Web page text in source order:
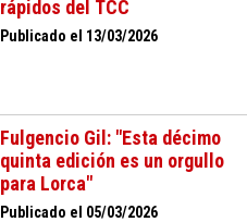
rápidos del TCC
Publicado el 13/03/2026
Fulgencio Gil: "Esta décimo
quinta edición es un orgullo
para Lorca"
Publicado el 05/03/2026